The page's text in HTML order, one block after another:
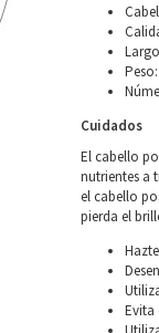
Cuidados
El cabello
nutrientes a
el cabello
pierda el
Evita